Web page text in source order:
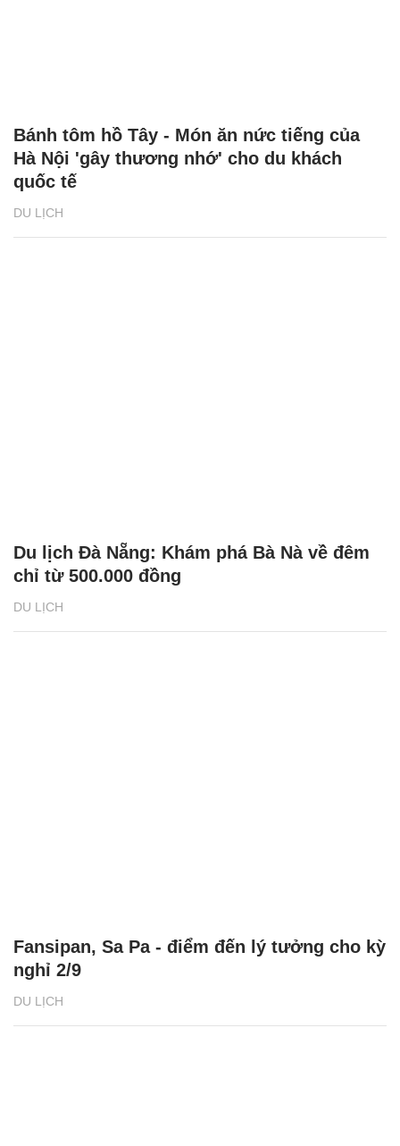
DU LỊCH
Bánh tôm hồ Tây - Món ăn nức tiếng của
Hà Nội 'gây thương nhớ' cho du khách
quốc tế
DU LỊCH
Du lịch Đà Nẵng: Khám phá Bà Nà về đêm
chỉ từ 500.000 đồng
DU LỊCH
Fansipan, Sa Pa - điểm đến lý tưởng cho kỳ
nghỉ 2/9